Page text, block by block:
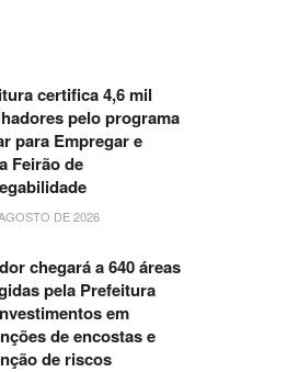
certifica 4,6 mil
pelo programa
para Empregar e
Feirão de
DE 2026
chegará a 640 áreas
pela Prefeitura
em
de encostas e
de riscos